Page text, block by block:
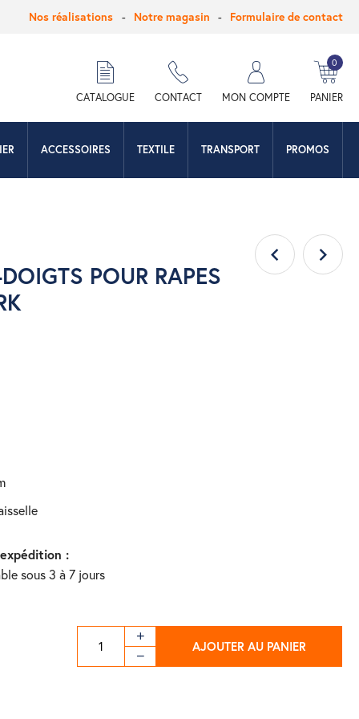
Nos réalisations Notre magasin Formulaire de contact
CATALOGUE CONTACT MON COMPTE PANIER
0
ACCESSOIRES TEXTILE TRANSPORT PROMOS
POUR RAPES
:
sous 3 à 7 jours
AJOUTER AU PANIER